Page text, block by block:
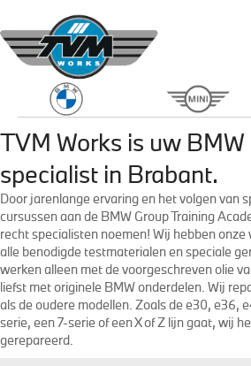
TVM Works is uw BMW
specialist in Brabant.
Door jarenlange ervaring en het volgen van
cursussen aan de BMW Group Training
recht specialisten noemen! Wij hebben
alle benodigde testmaterialen en speciale
werken alleen met de voorgeschreven olie
liefst met originele BMW onderdelen. Wij
als de oudere modellen. Zoals de e30, e36,
serie, een 7-serie of een X of Z lijn gaat, wij
gerepareerd.